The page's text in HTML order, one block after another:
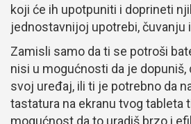
koji će ih upotpuniti i doprineti
jednostavnijoj upotrebi, čuvanju
Zamisli samo da ti se potroši
nisi u mogućnosti da je
svoj uređaj, ili ti je potrebno da
tastatura na ekranu tvog tableta
mogućnost da to uradiš brzo i